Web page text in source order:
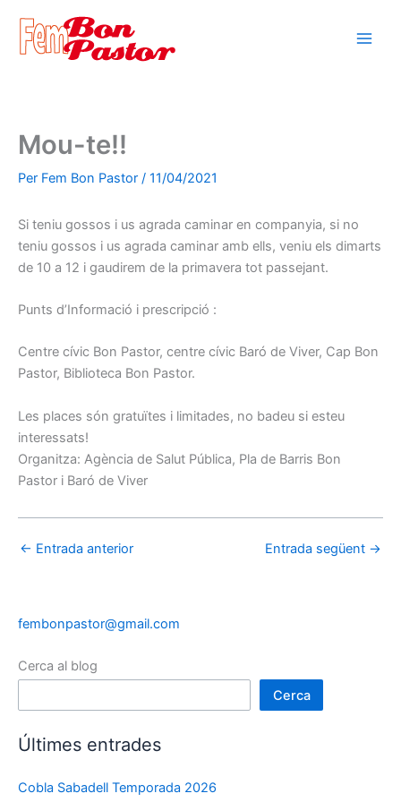
contingut
Mou-te!!
Per Fem Bon Pastor / 11/04/2021
Si teniu gossos i us agrada caminar en companyia, si no
teniu gossos i us agrada caminar amb ells, veniu els dimarts
de 10 a 12 i gaudirem de la primavera tot passejant.
Punts d’Informació i prescripció :
Centre cívic Bon Pastor, centre cívic Baró de Viver, Cap Bon
Pastor, Biblioteca Bon Pastor.
Les places són gratuïtes i limitades, no badeu si esteu
interessats!
Organitza: Agència de Salut Pública, Pla de Barris Bon
Pastor i Baró de Viver
← Entrada anterior Entrada següent →
fembonpastor@gmail.com
Cerca al blog
Cerca
Últimes entrades
Cobla Sabadell Temporada 2026